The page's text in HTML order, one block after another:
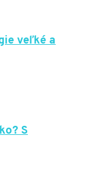
veľké a
S